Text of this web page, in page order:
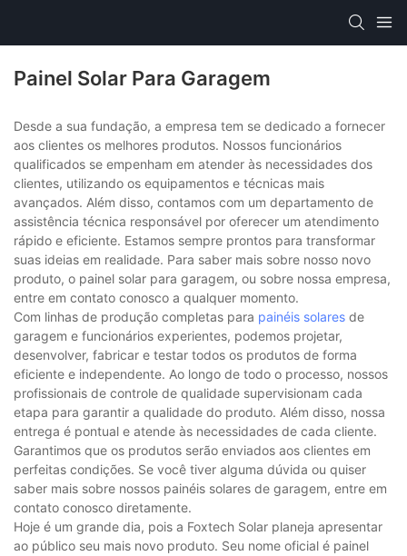
Painel Solar Para Garagem
Desde a sua fundação, a empresa tem se dedicado a fornecer
aos clientes os melhores produtos. Nossos funcionários
qualificados se empenham em atender às necessidades dos
clientes, utilizando os equipamentos e técnicas mais
avançados. Além disso, contamos com um departamento de
assistência técnica responsável por oferecer um atendimento
rápido e eficiente. Estamos sempre prontos para transformar
suas ideias em realidade. Para saber mais sobre nosso novo
produto, o painel solar para garagem, ou sobre nossa empresa,
entre em contato conosco a qualquer momento.
Com linhas de produção completas para painéis solares de
garagem e funcionários experientes, podemos projetar,
desenvolver, fabricar e testar todos os produtos de forma
eficiente e independente. Ao longo de todo o processo, nossos
profissionais de controle de qualidade supervisionam cada
etapa para garantir a qualidade do produto. Além disso, nossa
entrega é pontual e atende às necessidades de cada cliente.
Garantimos que os produtos serão enviados aos clientes em
perfeitas condições. Se você tiver alguma dúvida ou quiser
saber mais sobre nossos painéis solares de garagem, entre em
contato conosco diretamente.
Hoje é um grande dia, pois a Foxtech Solar planeja apresentar
ao público seu mais novo produto. Seu nome oficial é painel